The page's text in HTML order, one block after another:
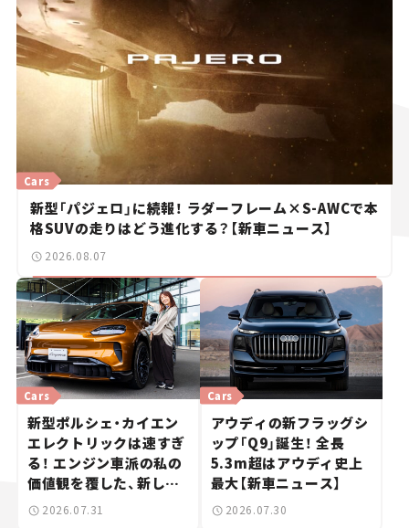
Cars
新型「パジェロ」に続報！ ラダーフレーム×S-AWCで本
格SUVの走りはどう進化する？【新車ニュース】
2026.08.07
Cars
新型ポルシェ・カイエン
エレクトリックは速すぎ
る！ エンジン車派の私の
価値観を覆した、新しい
ポルシェの走り。
2026.07.31
Cars
アウディの新フラッグシ
ップ「Q9」誕生！ 全長
5.3m超はアウディ史上
最大【新車ニュース】
2026.07.30